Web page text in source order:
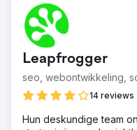
Uitdaging
Een
verkoopt, had een
Ze kampten met: •
Google • Een
snelheid bij het testen
(maandenlang
Geen segmentatie in
uitbreiding naar
Leapfrogger
seo, webontwikkeling,
14 reviews
Hun deskundige team